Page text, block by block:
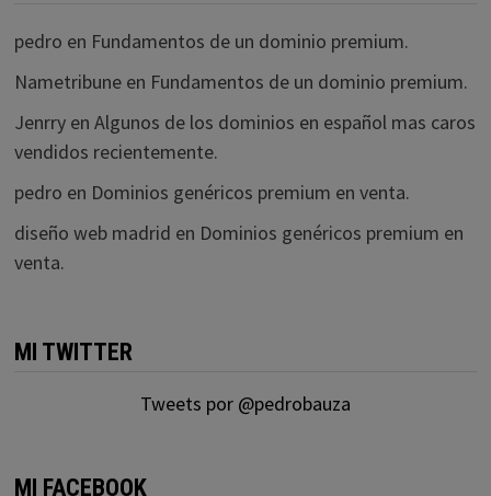
pedro en Fundamentos de un dominio premium.
Nametribuneen Fundamentos de un dominio premium.
Jenrryen Algunos de los dominios en español mas caros
vendidos recientemente.
pedro en Dominios genéricos premium en venta.
diseño web madrid en Dominios genéricos premium en
venta.
MI TWITTER
Tweets por @pedrobauza
MI FACEBOOK